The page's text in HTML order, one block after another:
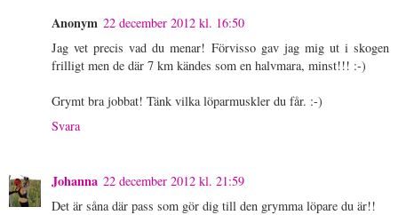
Anonym 22 december 2012 kl. 16:50
Jag vet precis vad du menar! Förvisso gav jag mig ut i skogen
frilligt men de där 7 km kändes som en halvmara, minst!!! :-)
Grymt bra jobbat! Tänk vilka löparmuskler du får. :-)
Svara
Johanna 22 december 2012 kl. 21:59
Det är såna där pass som gör dig till den grymma löpare du är!!